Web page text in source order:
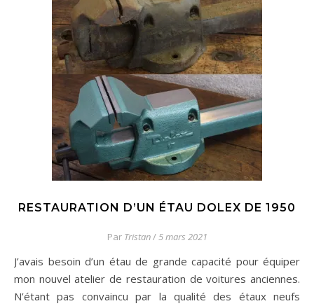
RESTAURATION D’UN ÉTAU DOLEX DE 1950
Par Tristan/5 mars 2021
J’avais besoin d’un étau de grande capacité pour équiper
mon nouvel atelier de restauration de voitures anciennes.
N’étant pas convaincu par la qualité des étaux neufs